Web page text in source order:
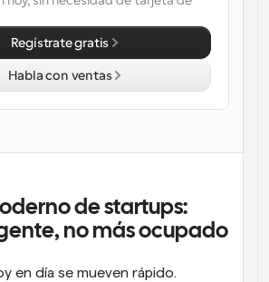
potenciadda con llamadas
programación y los recordatorios
Dinámico
de forma fluida con varias personas
de startups:
no más ocupado
en día se mueven rápido.
Regístrate gratis
Habla con ventas